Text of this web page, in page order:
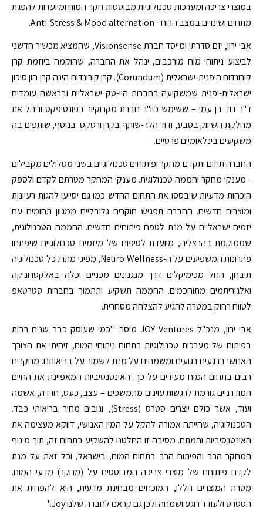
במוצרי צריכה ומערכות טכנולוגיות מבוססות חקר המוח ומיועדות להפגת
מתחים ושינויים במצב הרוח - Anti-Stress & Mood alternation.
אבי ירון, יזם סדרתי ומייסד חברת Visionsense, שהמציא מכשיר חדשני
לביצוע ניתוחי מוח מורכבים, ינהל את החברה, שהוקמה ביוזמת קרן
קורונדום היפנית-ישראלית (Corundum). קרן קורונדום הינה קרן הון סיכון
ישראלית-יפנית שמשקיעה בחברות היי-טק ישראליות ובראשה עומדים
ד"ר דוד בן עמי – ששימש כיו"ר חברת מקרוקיור בפונטיפקס וניהל את
מחלקת השיווק בטבע, ודוד הלר-שותף בקרן ורטקס. בנוסף, שותפים בה
משקיעים בינלאומיים פרטיים.
החברה תיזום ותקדם מחקר ופיתוחים טכנולוגיים בשני מסלולים מקבילים
- מענקי מחקר וחממה טכנולוגית. מענקי המחקר מטרתם לקדם ולספק
הוכחות מדעיות שיבססו את התחום החדש כמו גם יסייעו להגות רעיונות
ומוצרים חדשים. החברה תפגיש חוקרים גלובליים ממגוון תחומים עם
יזמים ישראליים על מנת לטפח פיתוחים חדשים. החממה הטכנולוגית,
שממוקמת בהרצליה, מיועדת לטיפוח של מיזמים טכנולוגיים שיפתחו
פתרונות המשפיעים על ה-Neuro Wellness, מפיגי מתח. כל טכנולוגיה
תיבחן, החל מכימיקלים דרך מנגנונים מכניים וכלה באלקטרוניקה
ואלגוריתמים מתוחכמים. החממה תשקיע ותתמוך בחברות סטרטאפ
לטווח רחוק במטרה להגיע להצלחה מסחרית.
אבי ירון, מנכ"ל JOY Ventures מוסר: "כמי שעוסק כבר שנים רבות
בפיתוח של מערכות טכנולוגיות בתחום ניתוחי המוח, זיהיתי את הצורך
האנושי ברגעים רגועים ומשמחים על מנת לשמור על בריאותנו. מחקרים
רבים בתחום המוח מעידים על כך. האינטנסיביות המאפיינת את החיים
המודרניים גורמת לרגשות עוינים מתמשכים – עצב, כעס, חרדה, אשמה
ועוד, אשר כולם יוצרים סטרס (Stress), וגובים מחיר בריאותי כבד.
הטכנולוגיה, שהייתה אמורה להקל על המין האנושי, דווקא מעצימה את
האינטנסיביות והמתח. מסיבה זו החלטנו להשקיע בתחום זה, תוך מינוף
המחקר הרב והפיתוח הרב בתחום המוח, בישראל, וכל זאת על מנת
לקדם פיתוחם של מוצרי צריכה המבוססים על (מחקר) מדעי המוח.
מטרת המוצרים הללו, המוכחים מבחינת מדעית, היא להפחית את
הסטרס ולעודד רוגע ושמחה ולכן גם קראנו לחברה שלנו Joy."